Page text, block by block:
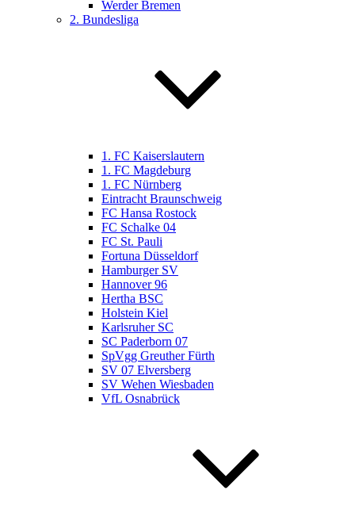
Werder Bremen
2. Bundesliga
1. FC Kaiserslautern
1. FC Magdeburg
1. FC Nürnberg
Eintracht Braunschweig
FC Hansa Rostock
FC Schalke 04
FC St. Pauli
Fortuna Düsseldorf
Hamburger SV
Hannover 96
Hertha BSC
Holstein Kiel
Karlsruher SC
SC Paderborn 07
SpVgg Greuther Fürth
SV 07 Elversberg
SV Wehen Wiesbaden
VfL Osnabrück